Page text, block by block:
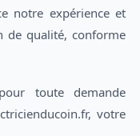
notre expérience et
de qualité, conforme
toute demande
votre